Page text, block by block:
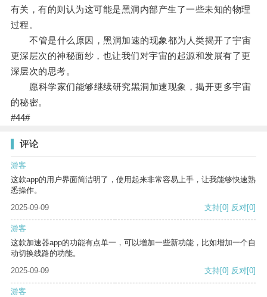
有关，有的则认为这可能是黑洞内部产生了一些未知的物理
过程。
不管是什么原因，黑洞加速的现象都为人类揭开了宇宙
更深层次的神秘面纱，也让我们对宇宙的起源和发展有了更
深层次的思考。
愿科学家们能够继续研究黑洞加速现象，揭开更多宇宙
的秘密。
#44#
评论
游客
这款app的用户界面简洁明了，使用起来非常容易上手，让我能够快速熟
悉操作。
2025-09-09
支持[0] 反对[0]
游客
这款加速器app的功能有点单一，可以增加一些新功能，比如增加一个自
动切换线路的功能。
2025-09-09
支持[0] 反对[0]
游客